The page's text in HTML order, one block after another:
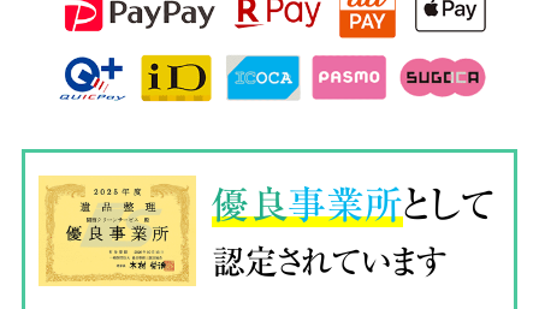
優良事業所として
認定されています